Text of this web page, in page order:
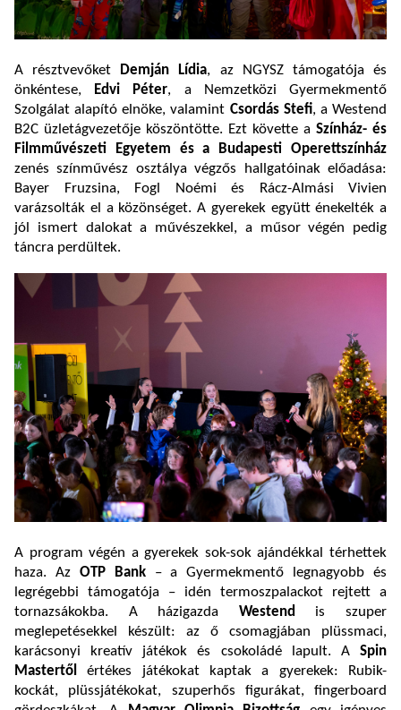
A résztvevőket Demján Lídia, az NGYSZ támogatója és
önkéntese, Edvi Péter, a Nemzetközi Gyermekmentő
Szolgálat alapító elnöke, valamint Csordás Stefi, a Westend
B2C üzletágvezetője köszöntötte. Ezt követte a Színház- és
Filmművészeti Egyetem és a Budapesti Operettszínház
zenés színművész osztálya végzős hallgatóinak előadása:
Bayer Fruzsina, Fogl Noémi és Rácz-Almási Vivien
varázsolták el a közönséget. A gyerekek együtt énekelték a
jól ismert dalokat a művészekkel, a műsor végén pedig
táncra perdültek.
A program végén a gyerekek sok-sok ajándékkal térhettek
haza. Az OTP Bank– a Gyermekmentő legnagyobb és
legrégebbi támogatója – idén termoszpalackot rejtett a
tornazsákokba. A házigazda Westend
is szuper
meglepetésekkel készült: az ő csomagjában plüssmaci,
karácsonyi kreatív játékok és csokoládé lapult. A Spin
Mastertől
értékes játékokat kaptak a gyerekek: Rubik-
kockát, plüssjátékokat, szuperhős figurákat, fingerboard